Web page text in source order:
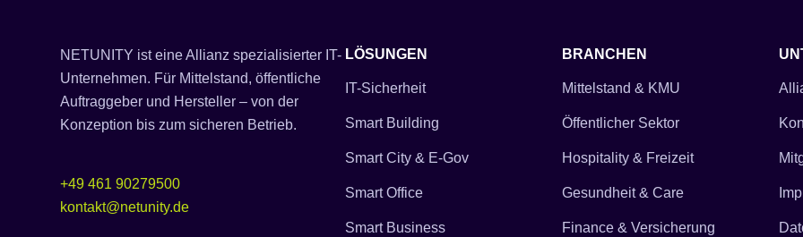
NETUNITY ist eine Allianz spezialisierter IT-
Unternehmen. Für Mittelstand, öffentliche
Auftraggeber und Hersteller – von der
Konzeption bis zum sicheren Betrieb.
+49 461 90279500
kontakt@netunity.de
LÖSUNGEN
IT-Sicherheit
Smart Building
Smart City & E-Gov
Smart Office
Smart Business
BRANCHEN
Mittelstand & KMU
Öffentlicher Sektor
Hospitality & Freizeit
Gesundheit & Care
Finance & Versicherung